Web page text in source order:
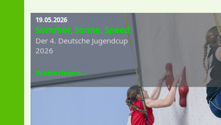
19.05.2026
Sommer, Sonne, Speed
Der 4. Deutsche Jugendcup
2026
Weiterlesen...